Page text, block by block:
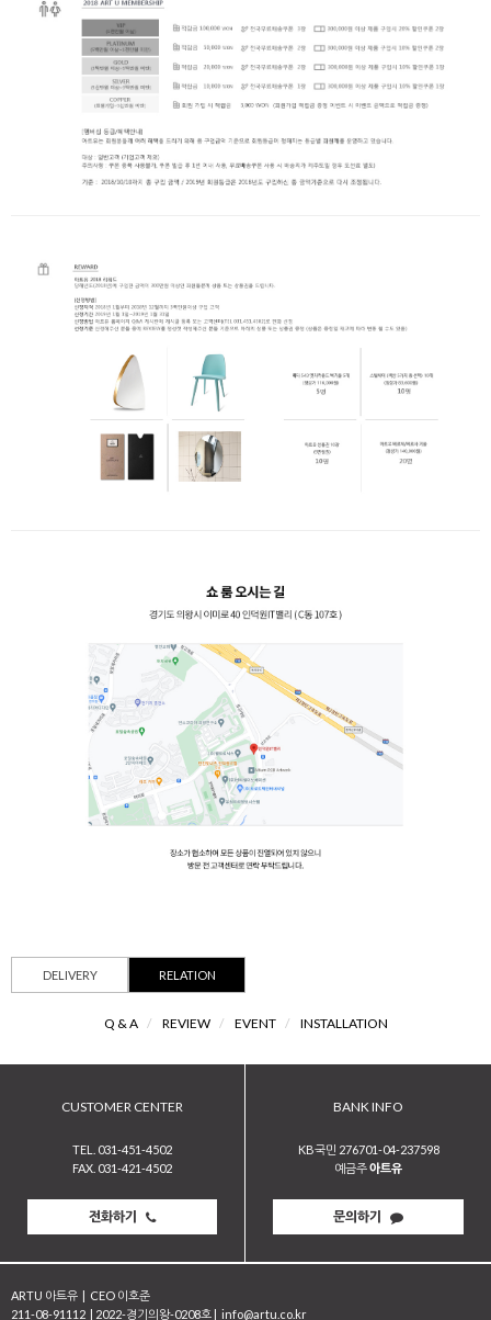
DELIVERY RELATION
Q & A / REVIEW / EVENT / INSTALLATION
CUSTOMER CENTER
TEL. 031-451-4502
FAX. 031-421-4502
전화하기
BANK INFO
KB국민 276701-04-237598
예금주아트유
문의하기
ARTU 아트유
CEO 이호준
211-08-91112
2022-경기의왕-0208호 info@artu.co.kr